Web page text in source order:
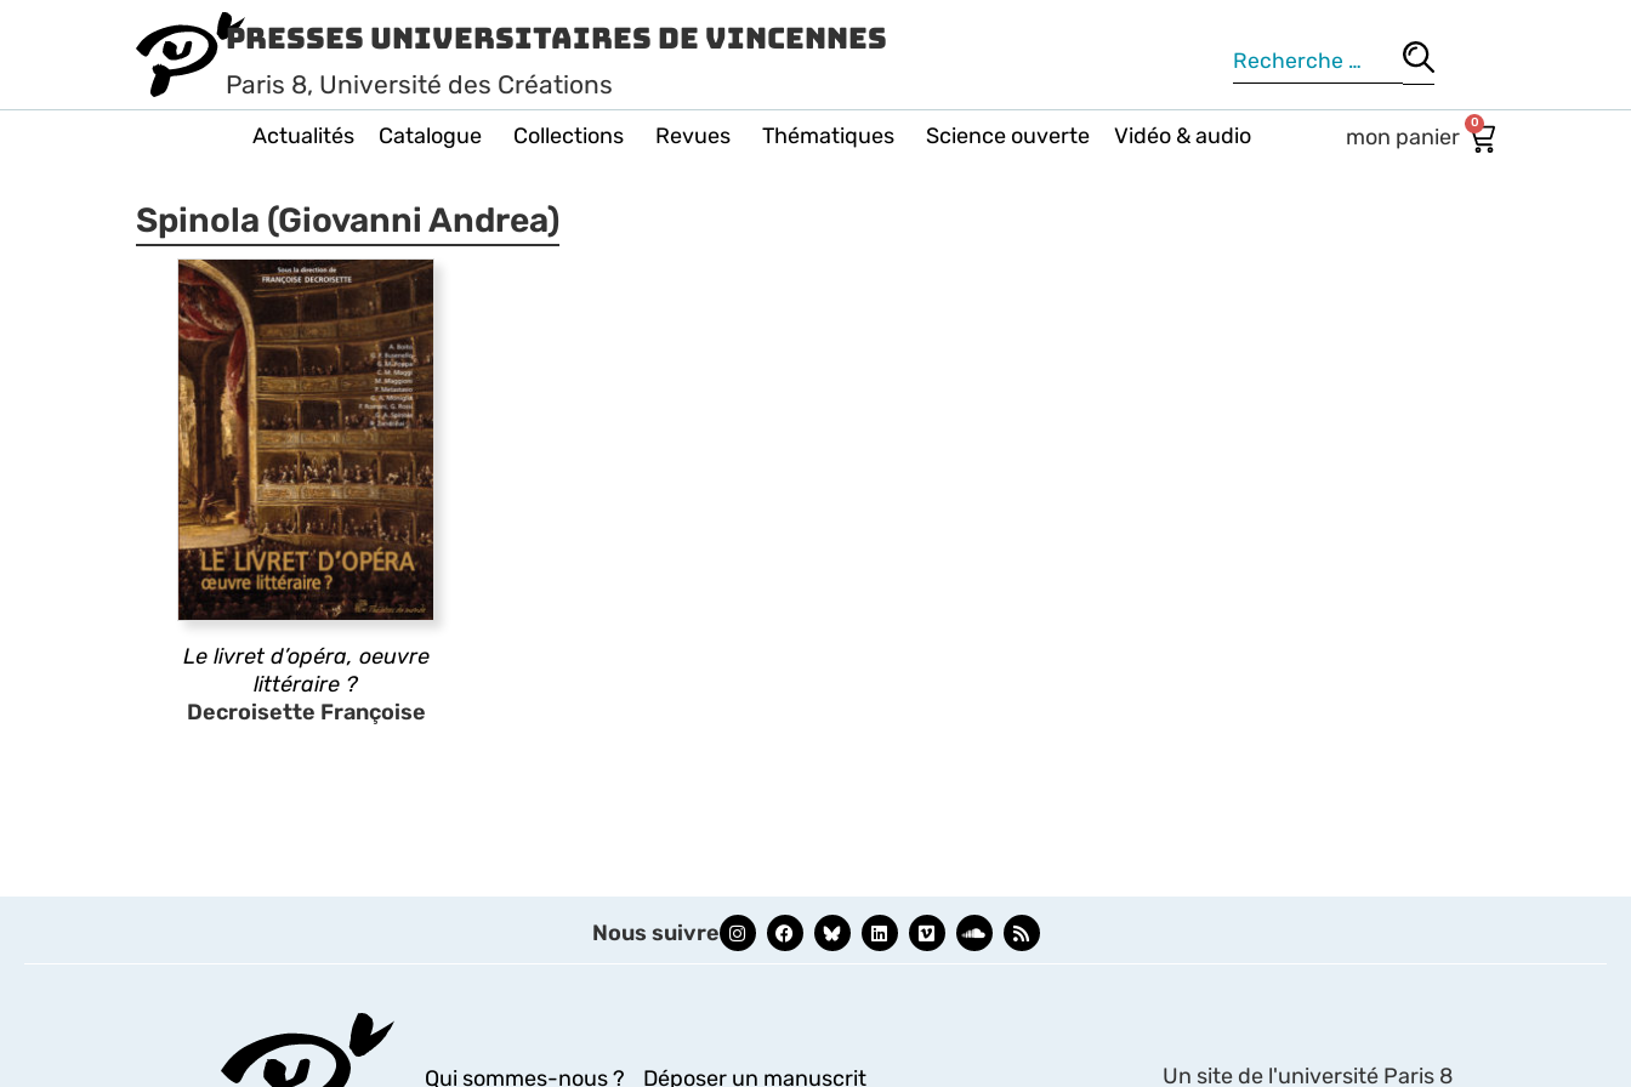
Presses Universitaires de Vincennes
Paris 8, Université des Créations
Actualités Catalogue Collections Revues Thématiques Science ouverte Vidéo & audio 0
Spinola (Giovanni Andrea)
Le livret d’opéra, oeuvre
littéraire ?
Decroisette Françoise
Nous suivre
Qui sommes-nous ? Déposer un manuscrit Un site de l'université Paris 8